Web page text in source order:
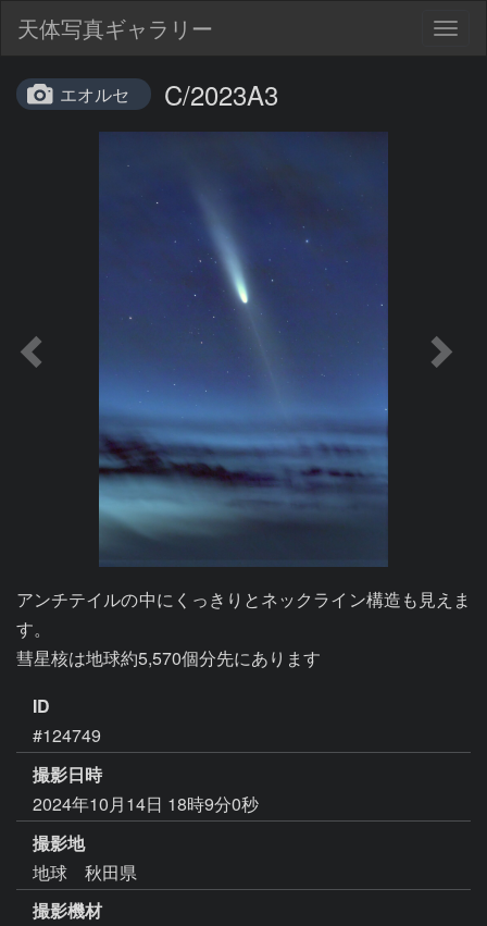
天体写真ギャラリー
エオルセ C/2023A3
アンチテイルの中にくっきりとネックライン構造も見えま
す。
彗星核は地球約5,570個分先にあります
ID
#124749
撮影日時
2024年10月14日 18時9分0秒
撮影地
地球 秋田県
撮影機材